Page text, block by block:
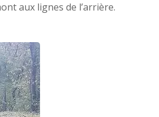
aux lignes de l’arrière.